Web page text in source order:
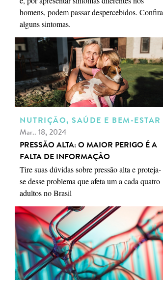
homens, podem passar despercebidos. Confira
alguns sintomas.
NUTRIÇÃO, SAÚDE E BEM-ESTAR
Mar.. 18, 2024
PRESSÃO ALTA: O MAIOR PERIGO É A
FALTA DE INFORMAÇÃO
Tire suas dúvidas sobre pressão alta e proteja-
se desse problema que afeta um a cada quatro
adultos no Brasil